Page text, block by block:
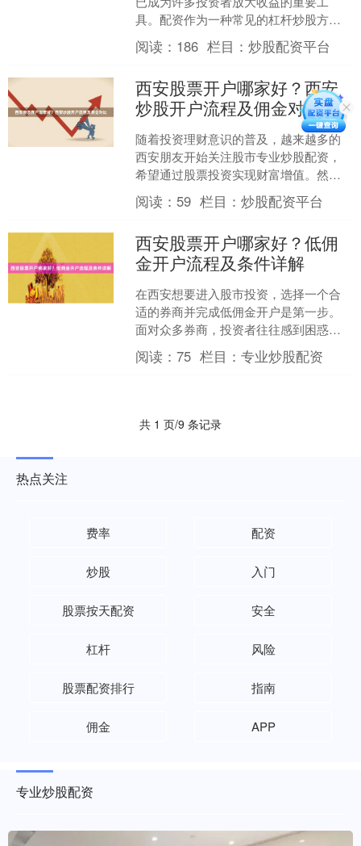
具。配资作为一种常见的杠杆炒股方
式，能够帮助投资者以较小的自有资金
撬动更大的投资额度。本文将为....
阅读： 186 栏目：炒股配资平台
西安股票开户哪家好？西安
炒股开户流程及佣金对比
随着投资理财意识的普及，越来越多的
西安朋友开始关注股市专业炒股配资，
希望通过股票投资实现财富增值。然
而，面对市场上众多的证券公司，许多
新手投资者都会困惑：西安股....
阅读： 59 栏目：炒股配资平台
西安股票开户哪家好？低佣
金开户流程及条件详解
在西安想要进入股市投资，选择一个合
适的券商并完成低佣金开户是第一步。
面对众多券商，投资者往往感到困惑。
本文将为您详细解析西安股票开户的选
择要点、低佣金开户的具体....
阅读：75 栏目：专业炒股配资
共 1 页/9 条记录
热点关注
费率 配资
炒股 入门
股票按天配资 安全
杠杆 风险
股票配资排行 指南
佣金 APP
专业炒股配资